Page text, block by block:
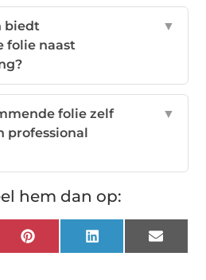
biedt
folie naast
▼
folie zelf
professional
▼
hem dan op:
Pinterest LinkedIn Email